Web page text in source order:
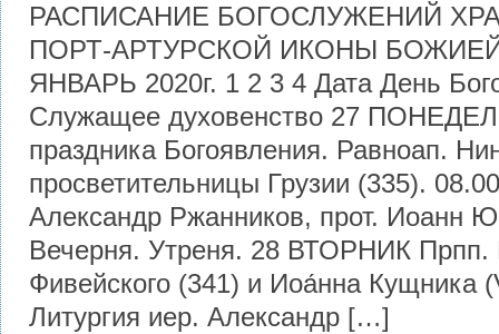
РАСПИСАНИЕ БОГОСЛУЖЕНИЙ
ПОРТ-АРТУРСКОЙ ИКОНЫ
ЯНВАРЬ 2020г. 1 2 3 4 Дата День
Служащее духовенство 27
праздника Богоявления. Равноап.
просветительницы Грузии (335).
Александр Ржанников, прот. Иоанн
Вечерня. Утреня. 28 ВТОРНИК Прпп.
Фивейского (341) и Иоа́нна Кущника
Литургия иер. Александр […]